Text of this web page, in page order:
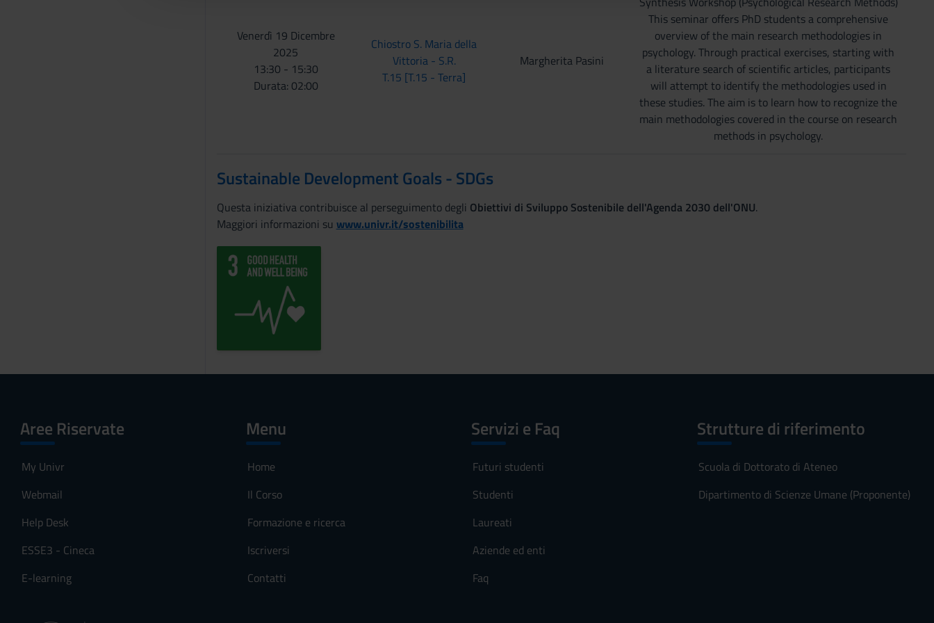
Venerdì 19 Dicembre
2025
13:30 - 15:30
Durata: 02:00
Chiostro S. Maria della
Vittoria - S.R.
T.15 [T.15 - Terra]
Margherita Pasini
This seminar offers PhD students a comprehensive
overview of the main research methodologies in
psychology. Through practical exercises, starting with
a literature search of scientific articles, participants
will attempt to identify the methodologies used in
these studies. The aim is to learn how to recognize the
main methodologies covered in the course on research
methods in psychology.
Sustainable Development Goals - SDGs
Questa iniziativa contribuisce al perseguimento degli Obiettivi di Sviluppo Sostenibile dell'Agenda 2030 dell'ONU.
Maggiori informazioni su www.univr.it/sostenibilita
Aree Riservate
My Univr
Webmail
Help Desk
ESSE3 - Cineca
E-learning
Menu
Home
Il Corso
Formazione e ricerca
Iscriversi
Contatti
Servizi e Faq
Futuri studenti
Studenti
Laureati
Aziende ed enti
Faq
Strutture di riferimento
Scuola di Dottorato di Ateneo
Dipartimento di Scienze Umane (Proponente)